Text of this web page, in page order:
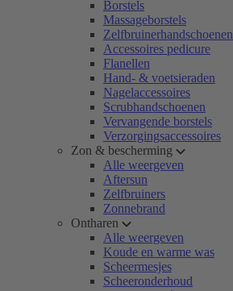
Borstels
Massageborstels
Zelfbruinerhandschoenen
Accessoires pedicure
Flanellen
Hand- & voetsieraden
Nagelaccessoires
Scrubhandschoenen
Vervangende borstels
Verzorgingsaccessoires
Zon & bescherming
Alle weergeven
Aftersun
Zelfbruiners
Zonnebrand
Ontharen
Alle weergeven
Koude en warme was
Scheermesjes
Scheeronderhoud